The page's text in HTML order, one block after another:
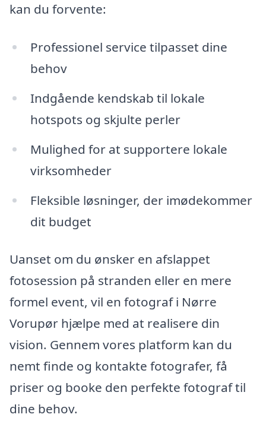
kan du forvente:
Professionel service tilpasset dine
behov
Indgående kendskab til lokale
hotspots og skjulte perler
Mulighed for at supportere lokale
virksomheder
Fleksible løsninger, der imødekommer
dit budget
Uanset om du ønsker en afslappet
fotosession på stranden eller en mere
formel event, vil en fotograf i Nørre
Vorupør hjælpe med at realisere din
vision. Gennem vores platform kan du
nemt finde og kontakte fotografer, få
priser og booke den perfekte fotograf til
dine behov.